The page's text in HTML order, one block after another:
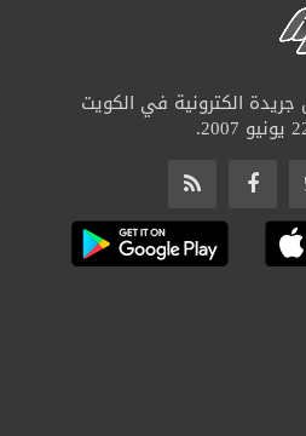
جريدة الكترونية في الكويت